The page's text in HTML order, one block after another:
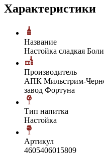
Характеристики
Название
Настойка сладкая
Производитель
АПК Мильстрим-
завод Фортуна
Тип напитка
Настойка
Артикул
4605406015809